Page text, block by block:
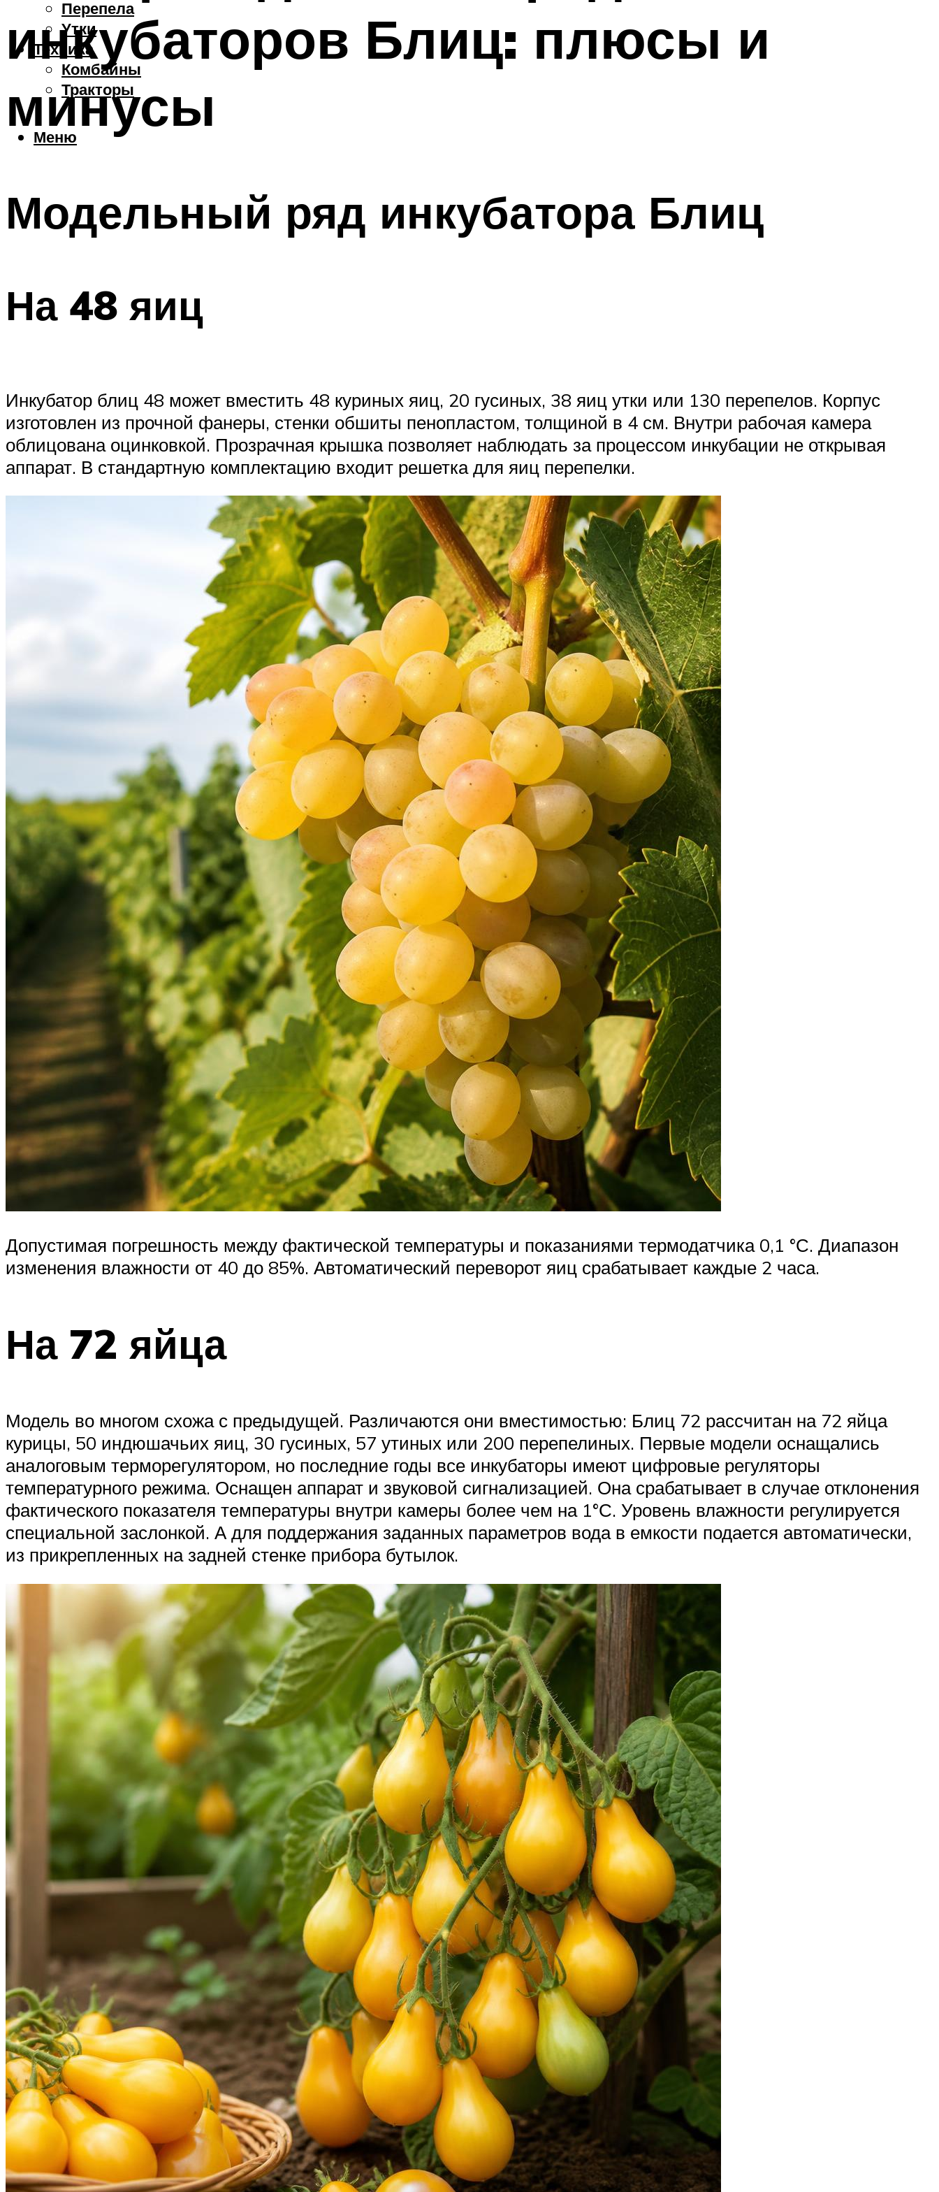
Перепела
Утки
Техника
Комбайны
Тракторы
Меню
инкубаторов Блиц: плюсы и
минусы
Модельный ряд инкубатора Блиц
На 48 яиц
Инкубатор блиц 48 может вместить 48 куриных яиц, 20 гусиных, 38 яиц утки или 130 перепелов. Корпус
изготовлен из прочной фанеры, стенки обшиты пенопластом, толщиной в 4 см. Внутри рабочая камера
облицована оцинковкой. Прозрачная крышка позволяет наблюдать за процессом инкубации не открывая
аппарат. В стандартную комплектацию входит решетка для яиц перепелки.
Допустимая погрешность между фактической температуры и показаниями термодатчика 0,1 °С. Диапазон
изменения влажности от 40 до 85%. Автоматический переворот яиц срабатывает каждые 2 часа.
На 72 яйца
Модель во многом схожа с предыдущей. Различаются они вместимостью: Блиц 72 рассчитан на 72 яйца
курицы, 50 индюшачьих яиц, 30 гусиных, 57 утиных или 200 перепелиных. Первые модели оснащались
аналоговым терморегулятором, но последние годы все инкубаторы имеют цифровые регуляторы
температурного режима. Оснащен аппарат и звуковой сигнализацией. Она срабатывает в случае отклонения
фактического показателя температуры внутри камеры более чем на 1°С. Уровень влажности регулируется
специальной заслонкой. А для поддержания заданных параметров вода в емкости подается автоматически,
из прикрепленных на задней стенке прибора бутылок.